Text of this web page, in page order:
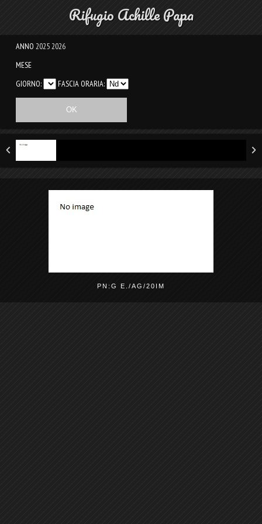
Rifugio Achille Papa
ANNO 20252026
MESE
GIORNO:
FASCIA ORARIA:
PN:G E./AG/20IM